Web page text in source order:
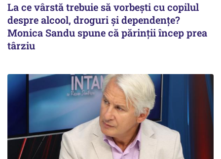
La ce vârstă trebuie să vorbești cu copilul
despre alcool, droguri și dependențe?
Monica Sandu spune că părinții încep prea
târziu